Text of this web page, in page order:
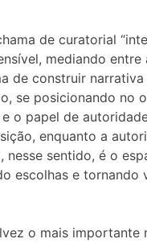
de curatorial
mediando
de construir
se posicionando no
o papel de
enquanto a
sentido, é o
escolhas e tornando
o mais importante